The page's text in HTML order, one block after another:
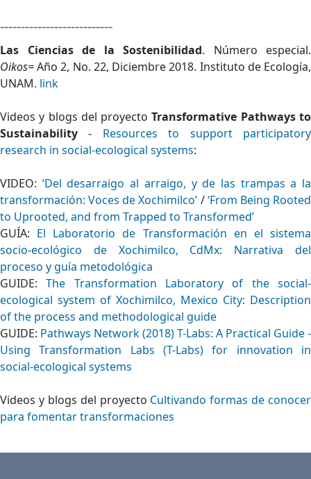
---------------------------
Las Ciencias de la Sostenibilidad. Número especial.
Oikos=Año 2, No. 22, Diciembre 2018. Instituto de Ecología,
UNAM. link
Videos y blogs del proyectoTransformative Pathways to
Sustainability - Resources to support participatory
research in social-ecological systems:
VIDEO: ‘Del desarraigo al arraigo, y de las trampas a la
transformación: Voces de Xochimilco’ /‘From Being Rooted
to Uprooted, and from Trapped to Transformed’
GUÍA: El Laboratorio de Transformación en el sistema
socio-ecológico de Xochimilco, CdMx: Narrativa del
proceso y guía metodológica
GUIDE:The Transformation Laboratory of the social-
ecological system of Xochimilco, Mexico City: Description
of the process and methodological guide
GUIDE: Pathways Network (2018) T-Labs: A Practical Guide -
Using Transformation Labs (T-Labs) for innovation in
social-ecological systems
Videos y blogs del proyecto Cultivando formas de conocer
para fomentar transformaciones